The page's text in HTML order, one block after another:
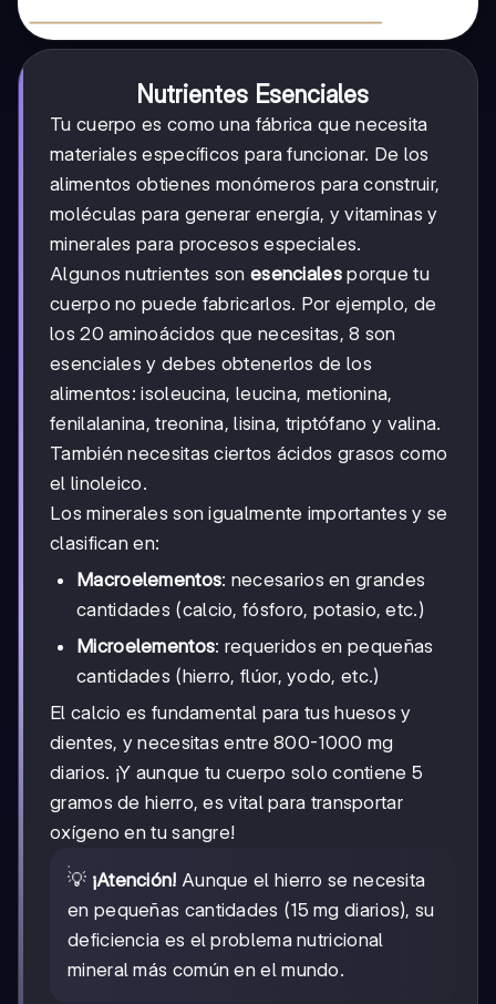
Nutrientes Esenciales
Tu cuerpo es como una fábrica que necesita
materiales específicos para funcionar. De los
alimentos obtienes monómeros para construir,
moléculas para generar energía, y vitaminas y
minerales para procesos especiales.
Algunos nutrientes son esencialesporque tu
cuerpo no puede fabricarlos. Por ejemplo, de
los 20 aminoácidos que necesitas, 8 son
esenciales y debes obtenerlos de los
alimentos: isoleucina, leucina, metionina,
fenilalanina, treonina, lisina, triptófano y valina.
También necesitas ciertos ácidos grasos como
el linoleico.
Los minerales son igualmente importantes y se
clasifican en:
Macroelementos: necesarios en grandes
cantidades (calcio, fósforo, potasio, etc.)
Microelementos: requeridos en pequeñas
cantidades (hierro, flúor, yodo, etc.)
El calcio es fundamental para tus huesos y
dientes, y necesitas entre 800-1000 mg
diarios. ¡Y aunque tu cuerpo solo contiene 5
gramos de hierro, es vital para transportar
oxígeno en tu sangre!
💡 ¡Atención! Aunque el hierro se necesita
en pequeñas cantidades (15 mg diarios), su
deficiencia es el problema nutricional
mineral más común en el mundo.